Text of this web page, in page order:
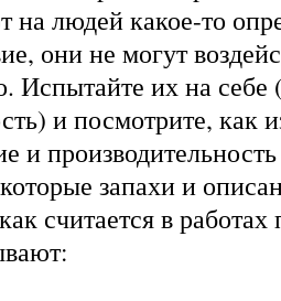
на людей какое-то
они не могут
Испытайте их на себе
и посмотрите, как
и
запахи и
считается в